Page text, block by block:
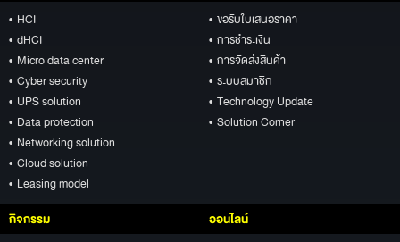
• HCI
• dHCI
• Micro data center
• Cyber security
• UPS solution
• Data protection
• Networking solution
• Cloud solution
• Leasing model
• ขอรับใบเสนอราคา
• การชำระเงิน
• การจัดส่งสินค้า
• ระบบสมาชิก
• Technology Update
• Solution Corner
กิจกรรม ออนไลน์